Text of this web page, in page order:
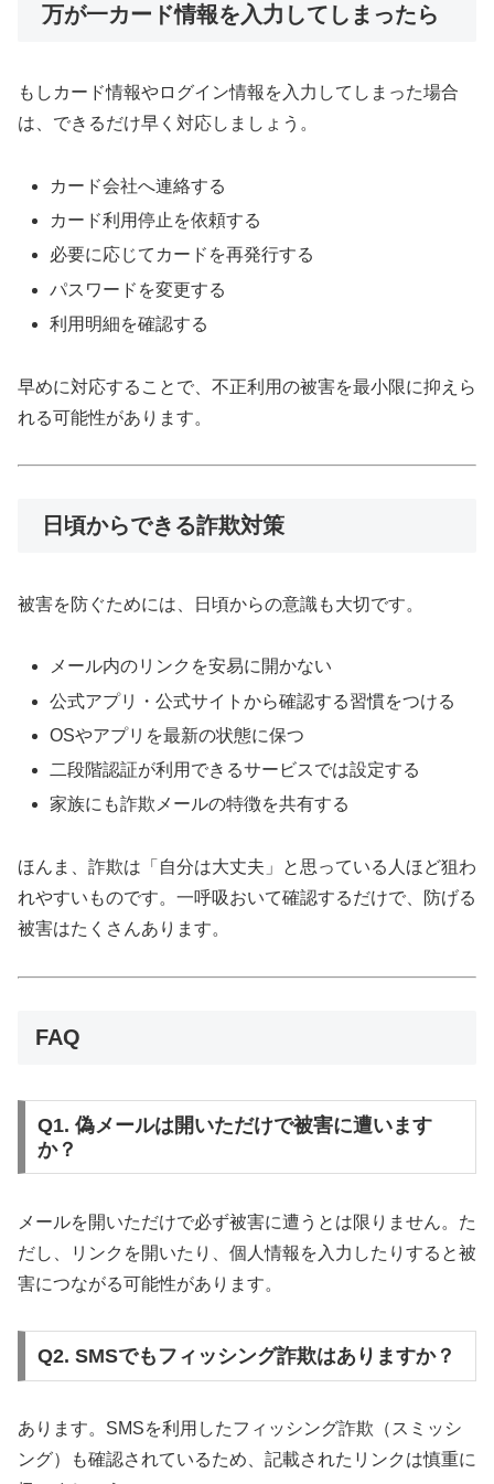
万が一カード情報を入力してしまったら
もしカード情報やログイン情報を入力してしまった場合
は、できるだけ早く対応しましょう。
カード会社へ連絡する
カード利用停止を依頼する
必要に応じてカードを再発行する
パスワードを変更する
利用明細を確認する
早めに対応することで、不正利用の被害を最小限に抑えら
れる可能性があります。
日頃からできる詐欺対策
被害を防ぐためには、日頃からの意識も大切です。
メール内のリンクを安易に開かない
公式アプリ・公式サイトから確認する習慣をつける
OSやアプリを最新の状態に保つ
二段階認証が利用できるサービスでは設定する
家族にも詐欺メールの特徴を共有する
ほんま、詐欺は「自分は大丈夫」と思っている人ほど狙わ
れやすいものです。一呼吸おいて確認するだけで、防げる
被害はたくさんあります。
FAQ
Q1. 偽メールは開いただけで被害に遭います
か？
メールを開いただけで必ず被害に遭うとは限りません。た
だし、リンクを開いたり、個人情報を入力したりすると被
害につながる可能性があります。
Q2. SMSでもフィッシング詐欺はありますか？
あります。SMSを利用したフィッシング詐欺（スミッシ
ング）も確認されているため、記載されたリンクは慎重に